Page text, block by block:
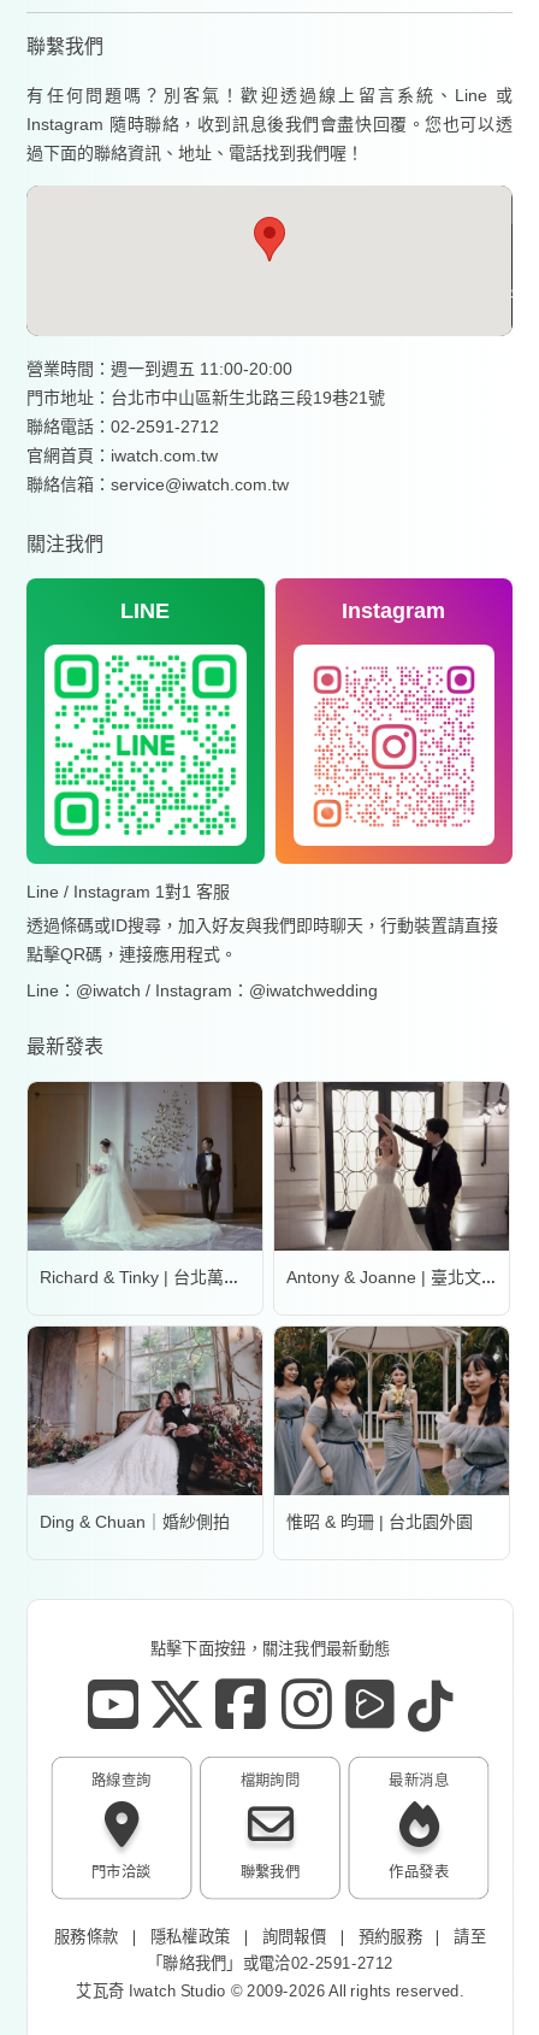
聯繫我們
有任何問題嗎？別客氣！歡迎透過線上留言系統、Line 或
Instagram 隨時聯絡，收到訊息後我們會盡快回覆。您也可以透
過下面的聯絡資訊、地址、電話找到我們喔！
營業時間：週一到週五 11:00-20:00
門市地址：台北市中山區新生北路三段19巷21號
聯絡電話：02-2591-2712
官網首頁： iwatch.com.tw
聯絡信箱：service@iwatch.com.tw
關注我們
LINE Instagram
Line / Instagram 1對1 客服
透過條碼或ID搜尋，加入好友與我們即時聊天，行動裝置請直接
點擊QR碼，連接應用程式。
Line：@iwatch / Instagram：@iwatchwedding
最新發表
Richard & Tinky | 台北萬豪酒店 Antony & Joanne | 臺北文華東方酒店
Ding & Chuan｜婚紗側拍 惟昭 & 昀珊 | 台北園外園
點擊下面按鈕，關注我們最新動態
路線查詢
門市洽談
最新消息
作品發表
檔期詢問
聯繫我們
服務條款 ❘ 隱私權政策 ❘詢問報價 ❘預約服務 ❘請至
「聯絡我們 」或電洽02-2591-2712
艾瓦奇 Iwatch Studio © 2009-2026 All rights reserved.